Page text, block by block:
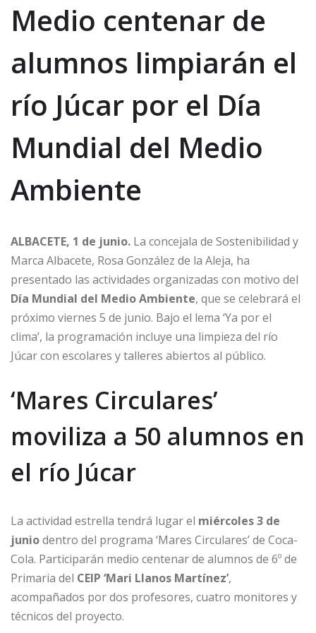
Medio centenar de
alumnos limpiarán el
río Júcar por el Día
Mundial del Medio
Ambiente
ALBACETE, 1 de junio. La concejala de Sostenibilidad y
Marca Albacete, Rosa González de la Aleja, ha
presentado las actividades organizadas con motivo del
Día Mundial del Medio Ambiente, que se celebrará el
próximo viernes 5 de junio. Bajo el lema ‘Ya por el
clima’, la programación incluye una limpieza del río
Júcar con escolares y talleres abiertos al público.
‘Mares Circulares’
moviliza a 50 alumnos en
el río Júcar
La actividad estrella tendrá lugar el miércoles 3 de
juniodentro del programa ‘Mares Circulares’ de Coca-
Cola. Participarán medio centenar de alumnos de 6º de
Primaria del CEIP ‘Mari Llanos Martínez’,
acompañados por dos profesores, cuatro monitores y
técnicos del proyecto.